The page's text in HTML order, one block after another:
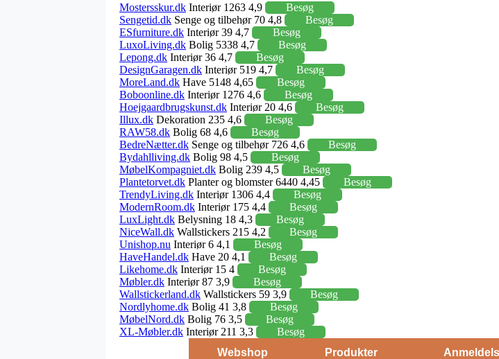
Mostersskur.dk Interiør 1263 4,9
Besøg
Sengetid.dk Senge og tilbehør 70 4,8
Besøg
ESfurniture.dk Interiør 39 4,7
Besøg
LuxoLiving.dk Bolig 5338 4,7
Besøg
Lepong.dk Interiør 36 4,7
Besøg
DesignGaragen.dk Interiør 519 4,7
Besøg
MoreLand.dk Have 5148 4,65
Besøg
Boboonline.dk Interiør 1276 4,6
Besøg
Hoejgaardbrugskunst.dk Interiør 20 4,6
Besøg
Illux.dk Dekoration 235 4,6
Besøg
RAW58.dk Bolig 68 4,6
Besøg
BedreNætter.dk Senge og tilbehør 726 4,6
Besøg
Bydahlliving.dk Bolig 98 4,5
Besøg
MøbelKompagniet.dk Bolig 239 4,5
Besøg
Plantetorvet.dk Planter og blomster 6440 4,45
Besøg
TrendyLiving.dk Interiør 1306 4,4
Besøg
ModernRoom.dk Interiør 175 4,4
Besøg
LuxLight.dk Belysning 18 4,3
Besøg
NiceWall.dk Wallstickers 215 4,2
Besøg
Unishop.nu Interiør 6 4,1
Besøg
HaveHandel.dk Have 20 4,1
Besøg
Likehome.dk Interiør 15 4
Besøg
Møbler.dk Interiør 87 3,9
Besøg
Wallstickerland.dk Wallstickers 59 3,9
Besøg
Nordlyhome.dk Bolig 41 3,8
Besøg
MøbelNord.dk Bolig 76 3,5
Besøg
XL-Møbler.dk Interiør 211 3,3
Besøg
Webshop
Produkter